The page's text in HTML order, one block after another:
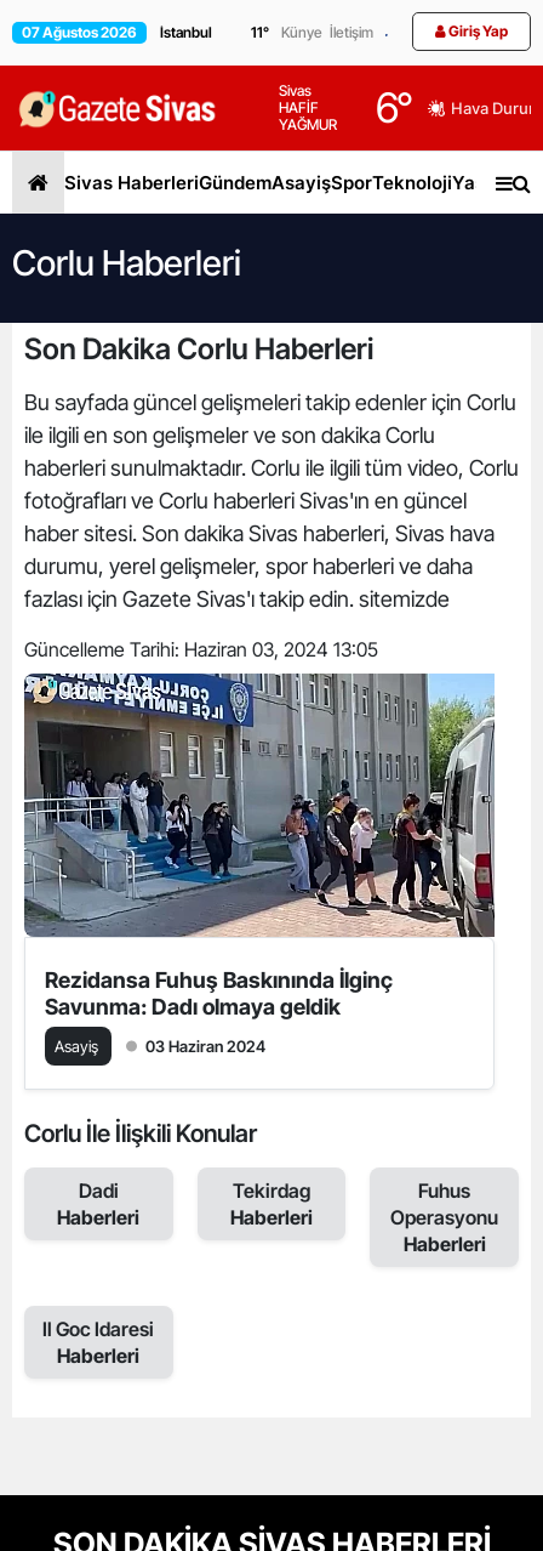
07 Ağustos 2026 11° Künye İletişim Giriş Yap
Sivas
HAFİF
YAĞMUR
6° Hava
Sivas HaberleriGündemAsayişSporTeknolojiYaşam
Corlu Haberleri
Son Dakika Corlu Haberleri
Bu sayfada güncel gelişmeleri takip edenler için Corlu
ile ilgili en son gelişmeler ve son dakika Corlu
haberleri sunulmaktadır. Corlu ile ilgili tüm video, Corlu
fotoğrafları ve Corlu haberleri Sivas'ın en güncel
haber sitesi. Son dakika Sivas haberleri, Sivas hava
durumu, yerel gelişmeler, spor haberleri ve daha
fazlası için Gazete Sivas'ı takip edin. sitemizde
Güncelleme Tarihi: Haziran 03, 2024 13:05
Rezidansa Fuhuş Baskınında İlginç
Savunma: Dadı olmaya geldik
Asayiş 03 Haziran 2024
Corlu İle İlişkili Konular
Dadi
Haberleri
Tekirdag
Haberleri
Fuhus
Operasyonu
Haberleri
Il Goc Idaresi
Haberleri
SON DAKİKA SİVAS HABERLERİ